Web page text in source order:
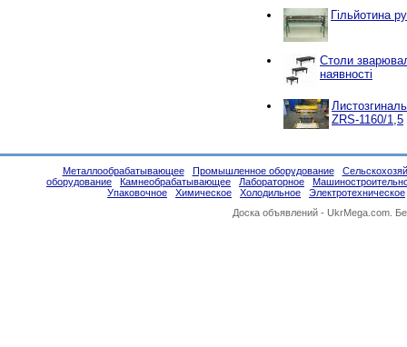
Гільйотина
Столи
наявності
ZRS-1160/1,5
Металлообрабатывающее Промышленное оборудование
оборудование
Камнеобрабатывающее Лабораторное
Упаковочное
Химическое Холодильное
Электротехническое
Доска объявлений - UkrMega.com.